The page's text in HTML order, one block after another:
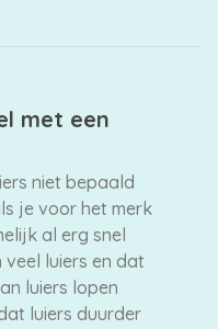
met een
niet bepaald
je voor het merk
al erg snel
luiers en dat
luiers lopen
luiers duurder